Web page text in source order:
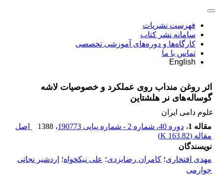
فهرست نشریات
سامانه نشر کتاب
کارگاه‌ها و دوره‌های آموزشی تخصصی
تماس با ما
English
اثر روغن منداب روی عملکرد و خصوصیات لاشه
گوساله‌های نر هلشتاین
علوم دامی ایران
مقاله 1
، دوره 40، شماره 2 - شماره پیاپی 190773 ، 1388
اصل
مقاله (163.82 K
)
نویسندگان
مهدی افتخاری؛ کامران رضایزدی؛ علی نیکخواه؛ اردشیر نجاتی
جوارمی